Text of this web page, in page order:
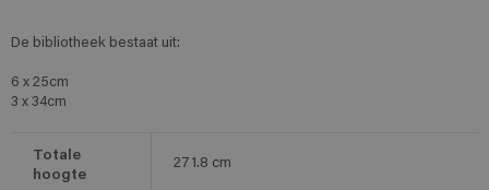
De bibliotheek bestaat uit:
6 x 25cm
3 x 34cm
Totale
hoogte
271.8 cm